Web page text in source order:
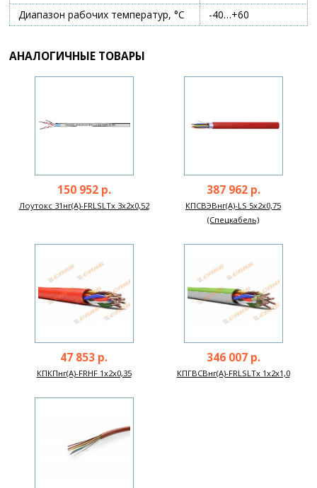
Диапазон рабочих температур, °С -40…+60
АНАЛОГИЧНЫЕ ТОВАРЫ
150 952 р.
Лоутокс 31нг(А)-FRLSLTx 3х2х0,52
387 962 р.
КПСВЭВнг(А)-LS 5х2х0,75
(Спецкабель)
47 853 р.
КПКПнг(А)-FRHF 1х2х0,35
346 007 р.
КПГВСВнг(А)-FRLSLTx 1х2х1,0